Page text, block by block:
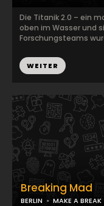
Die Titanik 2.0 – ein
oben im Wasser und
Forschungsteams
WEITER
Breaking Mad
BERLIN MAKE A BREAK